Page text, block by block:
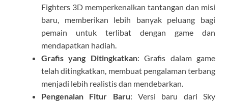
Fighters 3D memperkenalkan tantangan dan misi
baru, memberikan lebih banyak peluang bagi
pemain untuk terlibat dengan game dan
mendapatkan hadiah.
Grafis yang Ditingkatkan: Grafis dalam game
telah ditingkatkan, membuat pengalaman terbang
menjadi lebih realistis dan mendebarkan.
Pengenalan Fitur Baru: Versi baru dari Sky